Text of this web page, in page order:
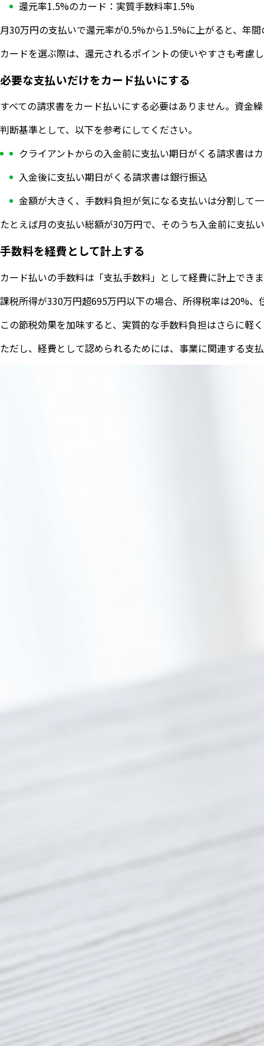
還元率1.5%のカード：実質手数料率1.5%
月30万円の支払いで還元率が0.5%から1.5%に上がると、年
カードを選ぶ際は、還元されるポイントの使いやすさも考慮
必要な支払いだけをカード払いにする
すべての請求書をカード払いにする必要はありません。資金
判断基準として、以下を参考にしてください。
クライアントからの入金前に支払い期日がくる請求書は
入金後に支払い期日がくる請求書は銀行振込
金額が大きく、手数料負担が気になる支払いは分割して
たとえば月の支払い総額が30万円で、そのうち入金前に支
手数料を経費として計上する
カード払いの手数料は「支払手数料」として経費に計上でき
課税所得が330万円超695万円以下の場合、所得税率は20%
この節税効果を加味すると、実質的な手数料負担はさらに軽
ただし、経費として認められるためには、事業に関連する支